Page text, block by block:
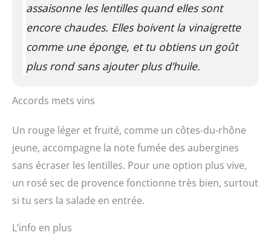
assaisonne les lentilles quand elles sont
encore chaudes. Elles boivent la vinaigrette
comme une éponge, et tu obtiens un goût
plus rond sans ajouter plus d’huile.
Accords mets vins
Un rouge léger et fruité, comme un côtes-du-rhône
jeune, accompagne la note fumée des aubergines
sans écraser les lentilles. Pour une option plus vive,
un rosé sec de provence fonctionne très bien, surtout
si tu sers la salade en entrée.
L’info en plus